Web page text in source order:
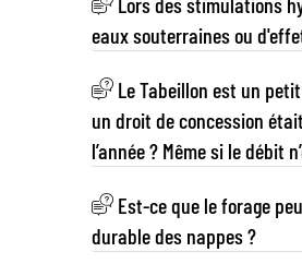
eaux souterraines ou
Le Tabeillon est un petit
un droit de concession
l’année ? Même si
Est-ce que le forage
durable des nappes ?